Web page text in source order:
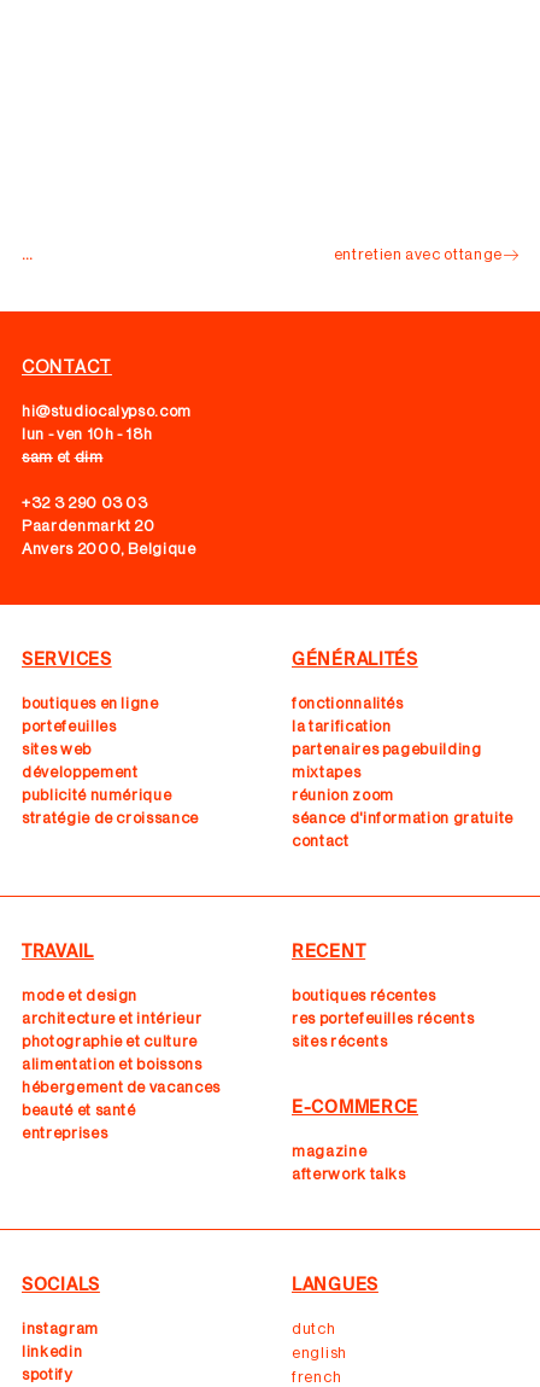
... entretien avec ottange
CONTACT
hi@studiocalypso.com
lun - ven 10h - 18h
sametdim
+32 3 290 03 03
Paardenmarkt 20
Anvers 2000, Belgique
SERVICES
boutiques en ligne
portefeuilles
sites web
développement
publicité numérique
stratégie de croissance
GÉNÉRALITÉS
fonctionnalités
la tarification
partenaires pagebuilding
mixtapes
réunion zoom
séance d'information gratuite
contact
TRAVAIL
mode et design
architecture et intérieur
photographie et culture
alimentation et boissons
hébergement de vacances
beauté et santé
entreprises
RECENT
boutiques récentes
res portefeuilles récents
sites récents
E-COMMERCE
magazine
afterwork talks
SOCIALS
instagram
linkedin
spotify
LANGUES
dutch
english
french